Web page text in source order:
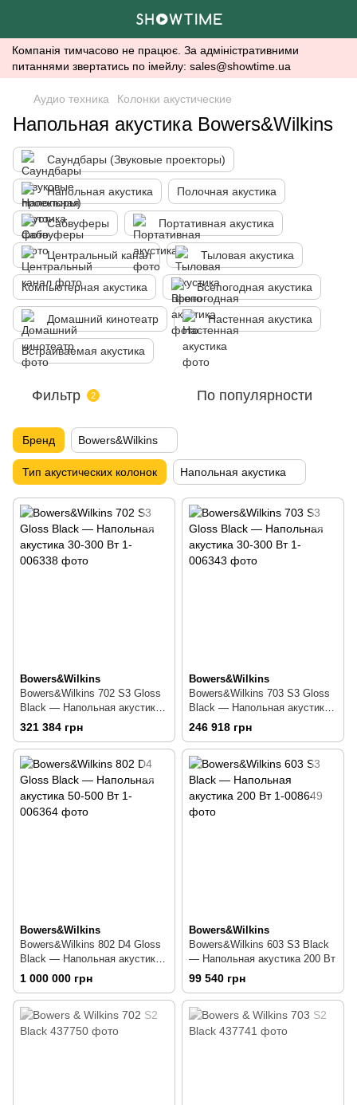
Компанія тимчасово не працює. За адміністративними
питаннями звертатись по імейлу: sales@showtime.ua
Аудио техника Колонки акустические
Напольная акустика Bowers&Wilkins
Саундбары (Звуковые проекторы)
Напольная акустика Полочная акустика
Сабвуферы Портативная акустика
Центральный канал Тыловая акустика
Компьютерная акустика Всепогодная акустика
Домашний кинотеатр Настенная акустика
Встраиваемая акустика
Фильтр 2 По популярности
Бренд Bowers&Wilkins
Тип акустических колонок Напольная акустика
Bowers&Wilkins
Bowers&Wilkins 702 S3 Gloss
Black — Напольная акустика
30-300 Вт
321 384 грн
Bowers&Wilkins
Bowers&Wilkins 703 S3 Gloss
Black — Напольная акустика
30-300 Вт
246 918 грн
Bowers&Wilkins
Bowers&Wilkins 802 D4 Gloss
Black — Напольная акустика
50-500 Вт
1 000 000 грн
Bowers&Wilkins
Bowers&Wilkins 603 S3 Black
— Напольная акустика 200 Вт
99 540 грн